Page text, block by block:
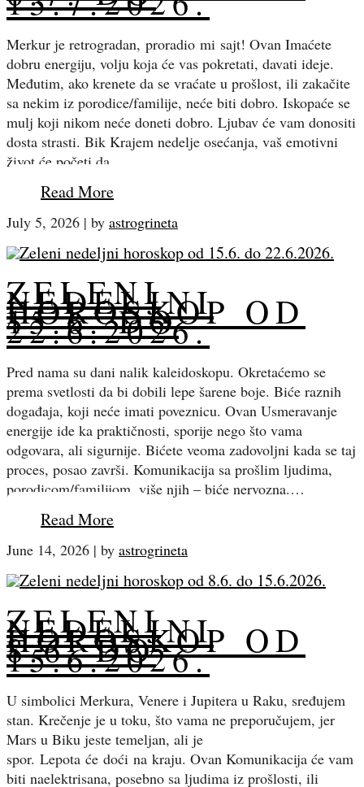
Merkur je retrogradan, proradio mi sajt! Ovan Imaćete
dobru energiju, volju koja će vas pokretati, davati ideje.
Međutim, ako krenete da se vraćate u prošlost, ili zakačite
sa nekim iz porodice/familije, neće biti dobro. Iskopaće se
mulj koji nikom neće doneti dobro. Ljubav će vam donositi
dosta strasti. Bik Krajem nedelje osećanja, vaš emotivni
život će početi da…
Read More
July 5, 2026 | by astrogrineta
ZELENI
NEDELJNI
HOROSKOP OD
15.6. DO
22.6.2026.
Pred nama su dani nalik kaleidoskopu. Okretaćemo se
prema svetlosti da bi dobili lepe šarene boje. Biće raznih
događaja, koji neće imati poveznicu. Ovan Usmeravanje
energije ide ka praktičnosti, sporije nego što vama
odgovara, ali sigurnije. Bićete veoma zadovoljni kada se taj
proces, posao završi. Komunikacija sa prošlim ljudima,
porodicom/familijom, više njih – biće nervozna.…
Read More
June 14, 2026 | by astrogrineta
ZELENI
NEDELJNI
HOROSKOP OD
8.6. DO
15.6.2026.
U simbolici Merkura, Venere i Jupitera u Raku, sređujem
stan. Krečenje je u toku, što vama ne preporučujem, jer
Mars u Biku jeste temeljan, ali je
spor. Lepota će doći na kraju. Ovan Komunikacija će vam
biti naelektrisana, posebno sa ljudima iz prošlosti, ili